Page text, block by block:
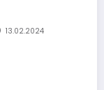
13.02.2024